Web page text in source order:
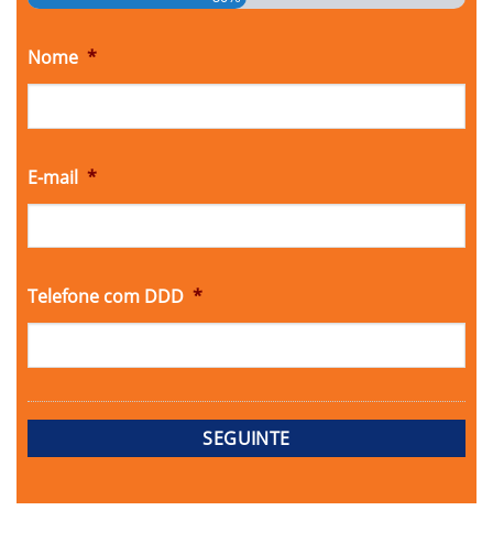
Nome *
E-mail *
Telefone com DDD *